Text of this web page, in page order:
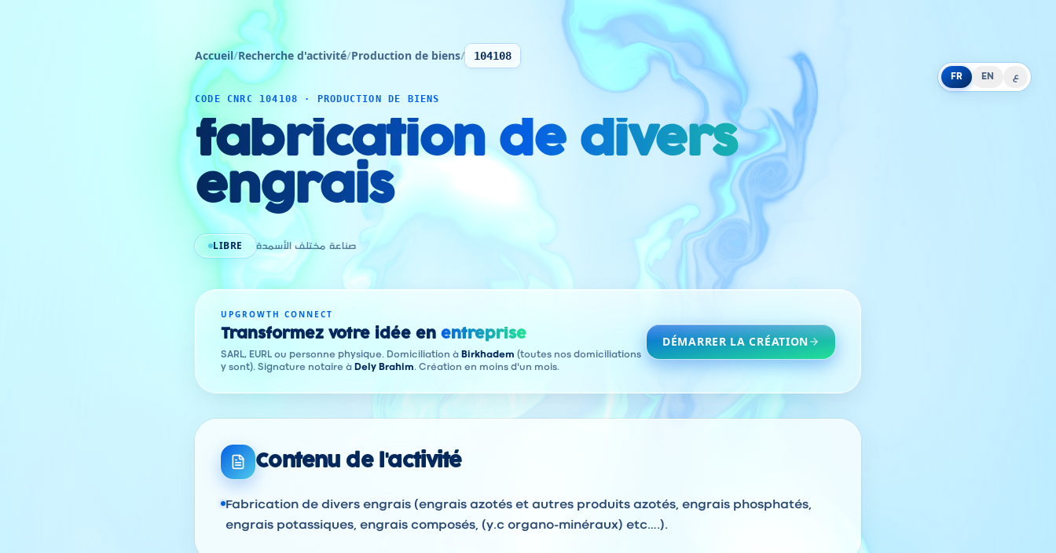
FR EN ع
Accueil/Recherche d'activité/Production de biens/ 104108
CODE CNRC 104108 · PRODUCTION DE BIENS
fabrication de divers
engrais
LIBRE صناعة مختلف الأسمدة
UPGROWTH CONNECT
Transformez votre idée en entreprise
SARL, EURL ou personne physique. Domiciliation à Birkhadem (toutes nos domiciliations
y sont). Signature notaire à Dely Brahim. Création en moins d'un mois.
DÉMARRER LA CRÉATION
Contenu de l'activité
Fabrication de divers engrais (engrais azotés et autres produits azotés, engrais phosphatés,
engrais potassiques, engrais composés, (y.c organo-minéraux) etc….).